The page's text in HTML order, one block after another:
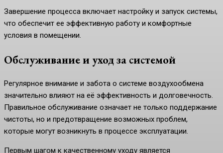
Завершение процесса включает настройку и запуск системы,
что обеспечит ее эффективную работу и комфортные
условия в помещении.
Обслуживание и уход за системой
Регулярное внимание и забота о системе воздухообмена
значительно влияют на её эффективность и долговечность.
Правильное обслуживание означает не только поддержание
чистоты, но и предотвращение возможных проблем,
которые могут возникнуть в процессе эксплуатации.
Первым шагом к качественному уходу является